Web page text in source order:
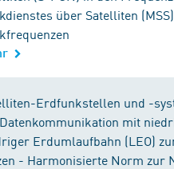
über Satelliten
Erdfunkstellen und -
mit
Erdumlaufbahn (LEO)
- Harmonisierte Norm zur